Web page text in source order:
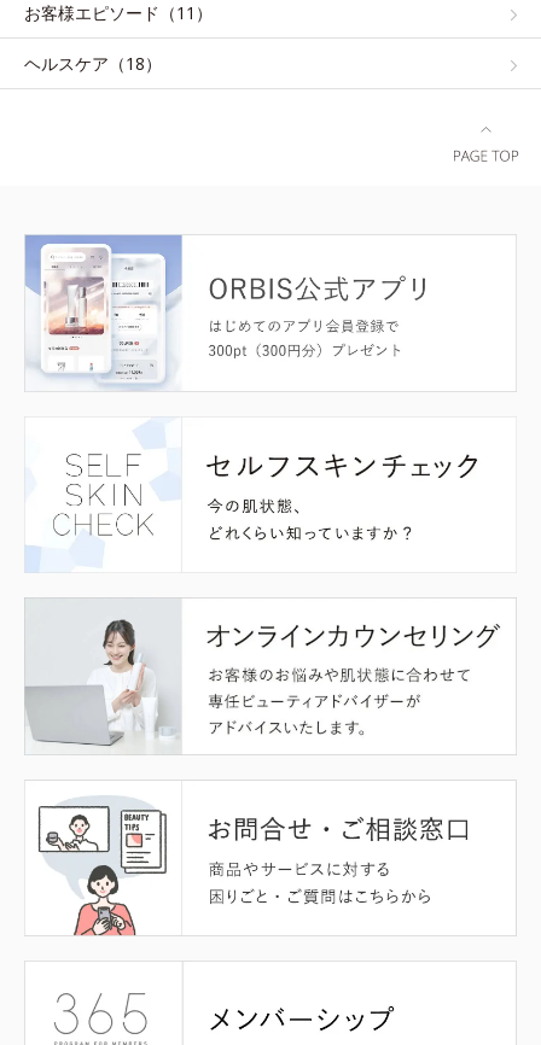
お客様エピソード（11）
ヘルスケア（18）